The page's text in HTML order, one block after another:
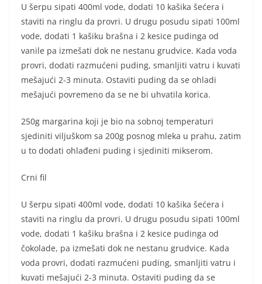
U šerpu sipati 400ml vode, dodati 10 kašika šećera i
staviti na ringlu da provri. U drugu posudu sipati 100ml
vode, dodati 1 kašiku brašna i 2 kesice pudinga od
vanile pa izmešati dok ne nestanu grudvice. Kada voda
provri, dodati razmućeni puding, smanljiti vatru i kuvati
mešajući 2-3 minuta. Ostaviti puding da se ohladi
mešajući povremeno da se ne bi uhvatila korica.
250g margarina koji je bio na sobnoj temperaturi
sjediniti viljuškom sa 200g posnog mleka u prahu, zatim
u to dodati ohlađeni puding i sjediniti mikserom.
Crni fil
U šerpu sipati 400ml vode, dodati 10 kašika šećera i
staviti na ringlu da provri. U drugu posudu sipati 100ml
vode, dodati 1 kašiku brašna i 2 kesice pudinga od
čokolade, pa izmešati dok ne nestanu grudvice. Kada
voda provri, dodati razmućeni puding, smanljiti vatru i
kuvati mešajući 2-3 minuta. Ostaviti puding da se